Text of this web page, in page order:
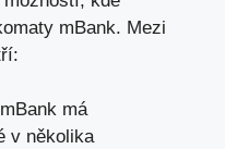
mBank. Mezi
má
v několika